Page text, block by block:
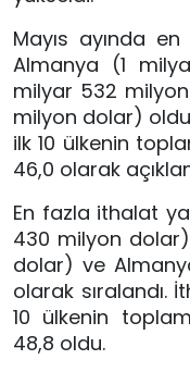
Mayıs ayında
Almanya (1
milyar 532
milyon dolar)
ilk 10 ülkenin
46,0 olarak
En fazla ithalat
430 milyon
dolar) ve
olarak sıralandı.
10 ülkenin
48,8 oldu.